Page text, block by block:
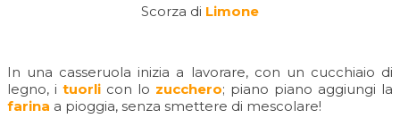
Scorza di Limone
In una casseruola inizia a lavorare, con un cucchiaio di
legno, i tuorli con lo zucchero; piano piano aggiungi la
farina a pioggia, senza smettere di mescolare!